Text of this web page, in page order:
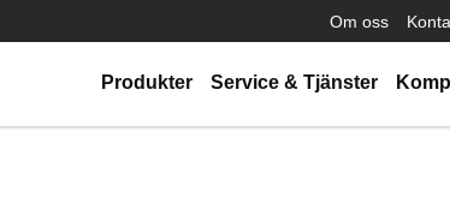
Om oss
Produkter Service & Tjänster